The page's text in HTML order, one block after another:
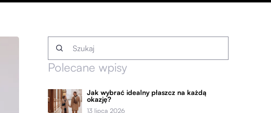
Polecane wpisy
Jak wybrać idealny płaszcz na każdą
okazję?
13 lipca 2026